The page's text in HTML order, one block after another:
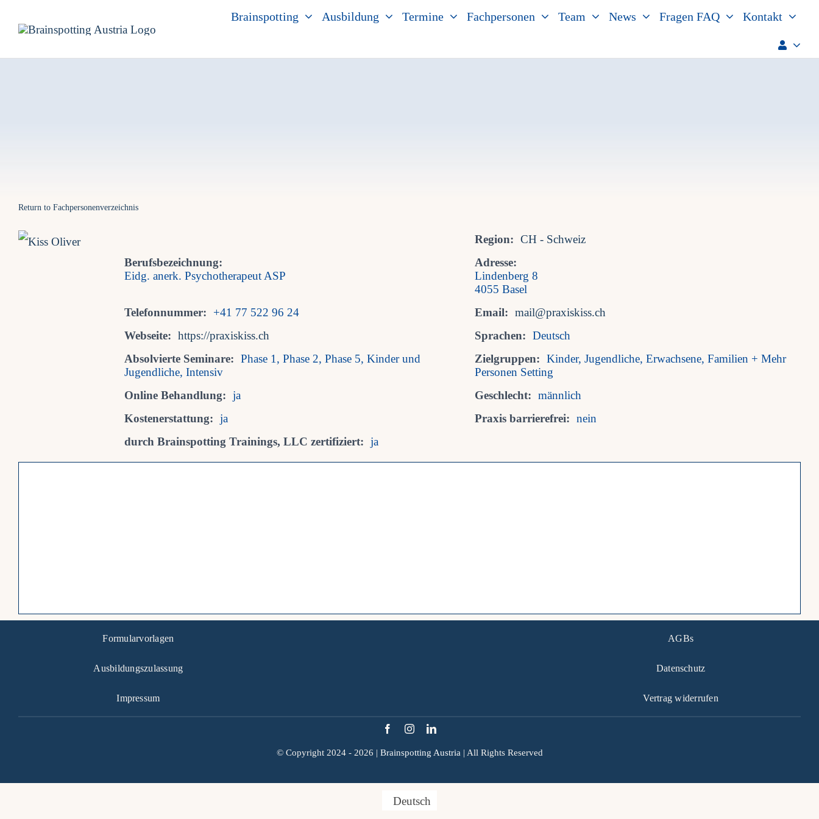
content
Brainspotting Ausbildung Termine Fachpersonen Team News Fragen FAQ Kontakt
Return to Fachpersonenverzeichnis
Region: CH - Schweiz
Berufsbezeichnung:
Eidg. anerk. Psychotherapeut ASP
Adresse:
Lindenberg 8
4055 Basel
Telefonnummer:
+41 77 522 96 24 Email: mail@praxiskiss.ch
Webseite: https://praxiskiss.ch Sprachen: Deutsch
Absolvierte Seminare: Phase 1, Phase 2, Phase 5, Kinder und
Jugendliche, Intensiv
Zielgruppen: Kinder, Jugendliche, Erwachsene, Familien + Mehr
Personen Setting
Online Behandlung: ja Geschlecht: männlich
Kostenerstattung: ja Praxis barrierefrei: nein
durch Brainspotting Trainings, LLC zertifiziert: ja
Formularvorlagen
Ausbildungszulassung
Impressum
AGBs
Datenschutz
Vertrag widerrufen
© Copyright 2024 - 2026 | Brainspotting Austria| All Rights Reserved
Deutsch